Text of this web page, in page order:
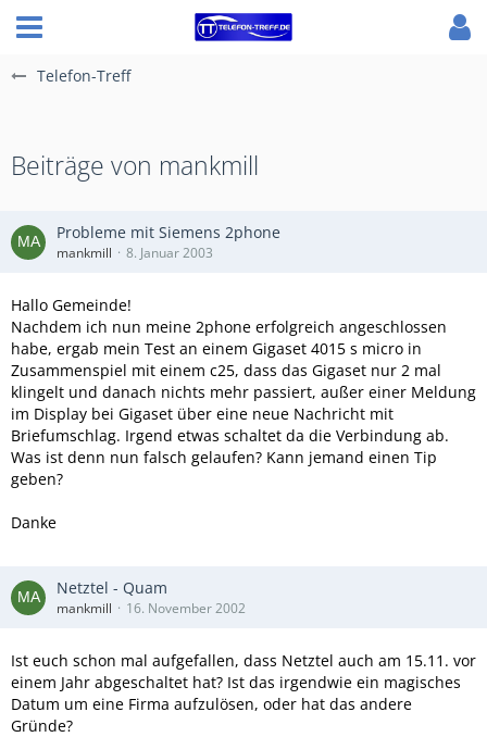
Telefon-Treff
Beiträge von mankmill
Probleme mit Siemens 2phone
mankmill 8. Januar 2003
Hallo Gemeinde!
Nachdem ich nun meine 2phone erfolgreich angeschlossen
habe, ergab mein Test an einem Gigaset 4015 s micro in
Zusammenspiel mit einem c25, dass das Gigaset nur 2 mal
klingelt und danach nichts mehr passiert, außer einer Meldung
im Display bei Gigaset über eine neue Nachricht mit
Briefumschlag. Irgend etwas schaltet da die Verbindung ab.
Was ist denn nun falsch gelaufen? Kann jemand einen Tip
geben?
Danke
Netztel - Quam
mankmill 16. November 2002
Ist euch schon mal aufgefallen, dass Netztel auch am 15.11. vor
einem Jahr abgeschaltet hat? Ist das irgendwie ein magisches
Datum um eine Firma aufzulösen, oder hat das andere
Gründe?